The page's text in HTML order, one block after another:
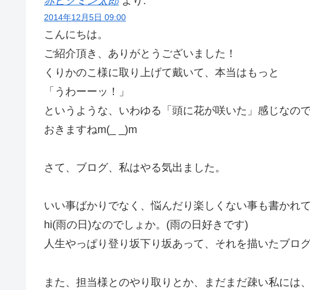
2014年12月5日 09:00
こんにちは。
ご紹介頂き、ありがとうございました！
くりかのこ様に取り上げて戴いて、本当はもっと
「うわーーッ！」
というような、いわゆる「頭に花が咲いた」感じなの
おきますねm(_ _)m
さて、ブログ、私はやる気出ました。
いい事ばかりでなく、悩んだり楽しくない事も書かれ
hi(雨の日)なのでしょか。(雨の日好きです)
人生やっぱり登り坂下り坂あって、それを描いたブロ
また、担当様とのやり取りとか、まだまだ疎い私には